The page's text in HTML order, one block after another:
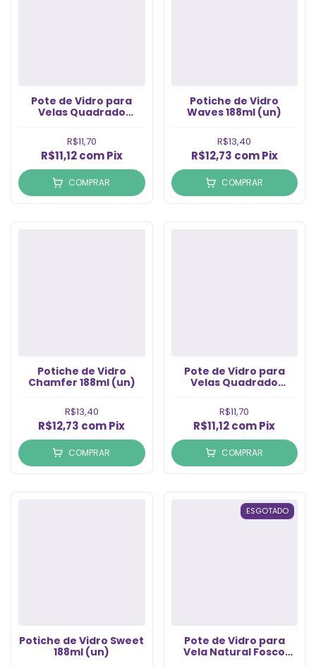
Pote de Vidro para
Velas Quadrado
(1un)
R$11,70
R$11,12com Pix
COMPRAR
Potiche de Vidro
Waves 188ml (un)
R$13,40
R$12,73 com Pix
COMPRAR
Potiche de Vidro
Chamfer 188ml (un)
R$13,40
R$12,73 comPix
COMPRAR
Pote de Vidro para
Velas Quadrado
(1un)
R$11,70
R$11,12comPix
COMPRAR
Potiche de Vidro Sweet
188ml (un)
ESGOTADO
Pote de Vidro para
Vela Natural Fosco